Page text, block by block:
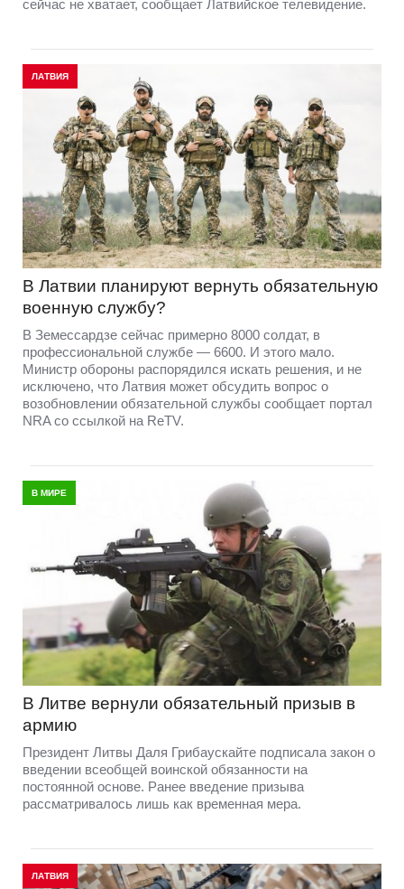
сейчас не хватает, сообщает Латвийское телевидение.
ЛАТВИЯ
В Латвии планируют вернуть обязательную
военную службу?
В Земессардзе сейчас примерно 8000 солдат, в
профессиональной службе — 6600. И этого мало.
Министр обороны распорядился искать решения, и не
исключено, что Латвия может обсудить вопрос о
возобновлении обязательной службы сообщает портал
NRA со ссылкой на ReTV.
В МИРЕ
В Литве вернули обязательный призыв в
армию
Президент Литвы Даля Грибаускайте подписала закон о
введении всеобщей воинской обязанности на
постоянной основе. Ранее введение призыва
рассматривалось лишь как временная мера.
ЛАТВИЯ